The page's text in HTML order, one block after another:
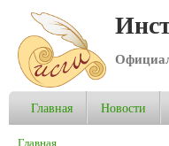
Главная Новости
Главная